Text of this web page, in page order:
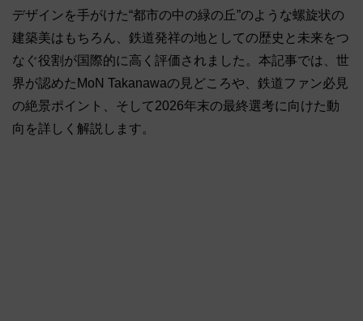
デザインを手がけた“都市の中の緑の丘”のような螺旋状の
建築美はもちろん、鉄道発祥の地としての歴史と未来をつ
なぐ役割が国際的に高く評価されました。本記事では、世
界が認めたMoN Takanawaの見どころや、鉄道ファン必見
の絶景ポイント、そして2026年末の最終選考に向けた動
向を詳しく解説します。